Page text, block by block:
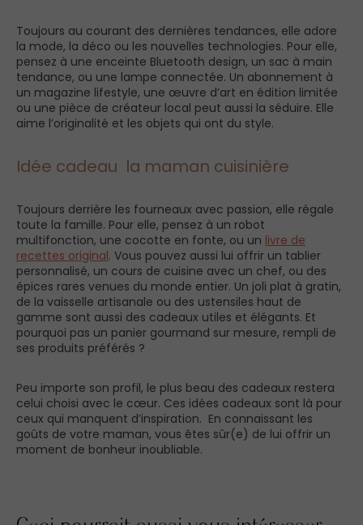
Toujours au courant des dernières tendances, elle adore
la mode, la déco ou les nouvelles technologies. Pour elle,
pensez à une enceinte Bluetooth design, un sac à main
tendance, ou une lampe connectée. Un abonnement à
un magazine lifestyle, une œuvre d’art en édition limitée
ou une pièce de créateur local peut aussi la séduire. Elle
aime l’originalité et les objets qui ont du style.
Idée cadeau la maman cuisinière
Toujours derrière les fourneaux avec passion, elle régale
toute la famille. Pour elle, pensez à un robot
multifonction, une cocotte en fonte, ou un livre de
recettes original. Vous pouvez aussi lui offrir un tablier
personnalisé, un cours de cuisine avec un chef, ou des
épices rares venues du monde entier. Un joli plat à gratin,
de la vaisselle artisanale ou des ustensiles haut de
gamme sont aussi des cadeaux utiles et élégants. Et
pourquoi pas un panier gourmand sur mesure, rempli de
ses produits préférés ?
Peu importe son profil, le plus beau des cadeaux restera
celui choisi avec le cœur. Ces idées cadeaux sont là pour
ceux qui manquent d’inspiration. En connaissant les
goûts de votre maman, vous êtes sûr(e) de lui offrir un
moment de bonheur inoubliable.